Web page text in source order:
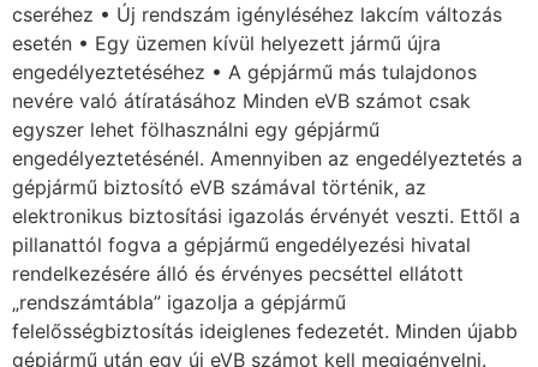
cseréhez • Új rendszám igényléséhez lakcím változás
esetén • Egy üzemen kívül helyezett jármű újra
engedélyeztetéséhez • A gépjármű más tulajdonos
nevére való átíratásához Minden eVB számot csak
egyszer lehet fölhasználni egy gépjármű
engedélyeztetésénél. Amennyiben az engedélyeztetés a
gépjármű biztosító eVB számával történik, az
elektronikus biztosítási igazolás érvényét veszti. Ettől a
pillanattól fogva a gépjármű engedélyezési hivatal
rendelkezésére álló és érvényes pecséttel ellátott
„rendszámtábla” igazolja a gépjármű
felelősségbiztosítás ideiglenes fedezetét. Minden újabb
gépjármű után egy új eVB számot kell megigényelni.